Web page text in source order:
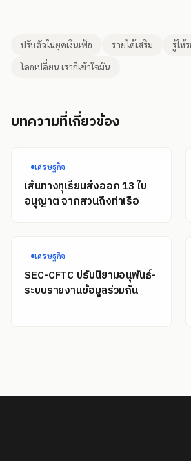
ปรับตัวในยุคเงินเฟ้อ รายได้เสริม รู้ให้
โลกเปลี่ยน เราก็เข้าใจมัน
บทความที่เกี่ยวข้อง
เศรษฐกิจ
เส้นทางทุเรียนส่งออก 13 ใบ
อนุญาต จากสวนถึงท่าเรือ
เศรษฐกิจ
SEC-CFTC ปรับนิยามอนุพันธ์-
ระบบรายงานข้อมูลร่วมกัน